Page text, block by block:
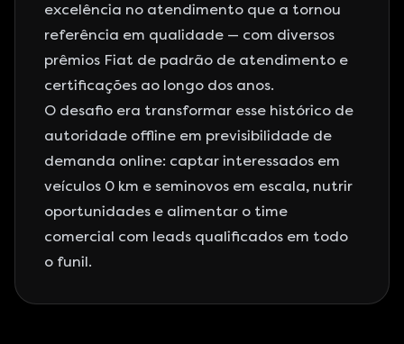
excelência no atendimento que a tornou
referência em qualidade — com diversos
prêmios Fiat de padrão de atendimento e
certificações ao longo dos anos.
O desafio era transformar esse histórico de
autoridade offline em previsibilidade de
demanda online: captar interessados em
veículos 0 km e seminovos em escala, nutrir
oportunidades e alimentar o time
comercial com leads qualificados em todo
o funil.